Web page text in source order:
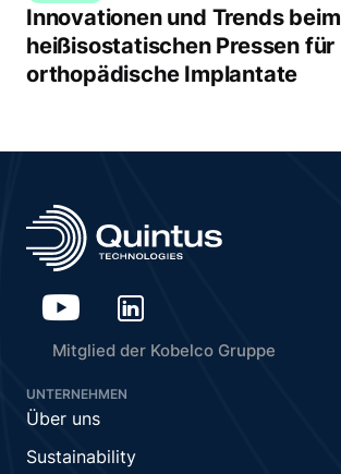
Innovationen und Trends beim
heißisostatischen Pressen für
orthopädische Implantate
Mitglied der Kobelco Gruppe
UNTERNEHMEN
Über uns
Sustainability